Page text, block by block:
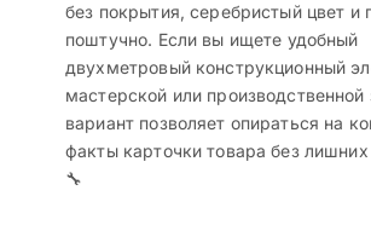
без покрытия, серебристый цвет и
поштучно. Если вы ищете удобный
двухметровый конструкционный
мастерской или производственной
вариант позволяет опираться на
факты карточки товара без
🔧